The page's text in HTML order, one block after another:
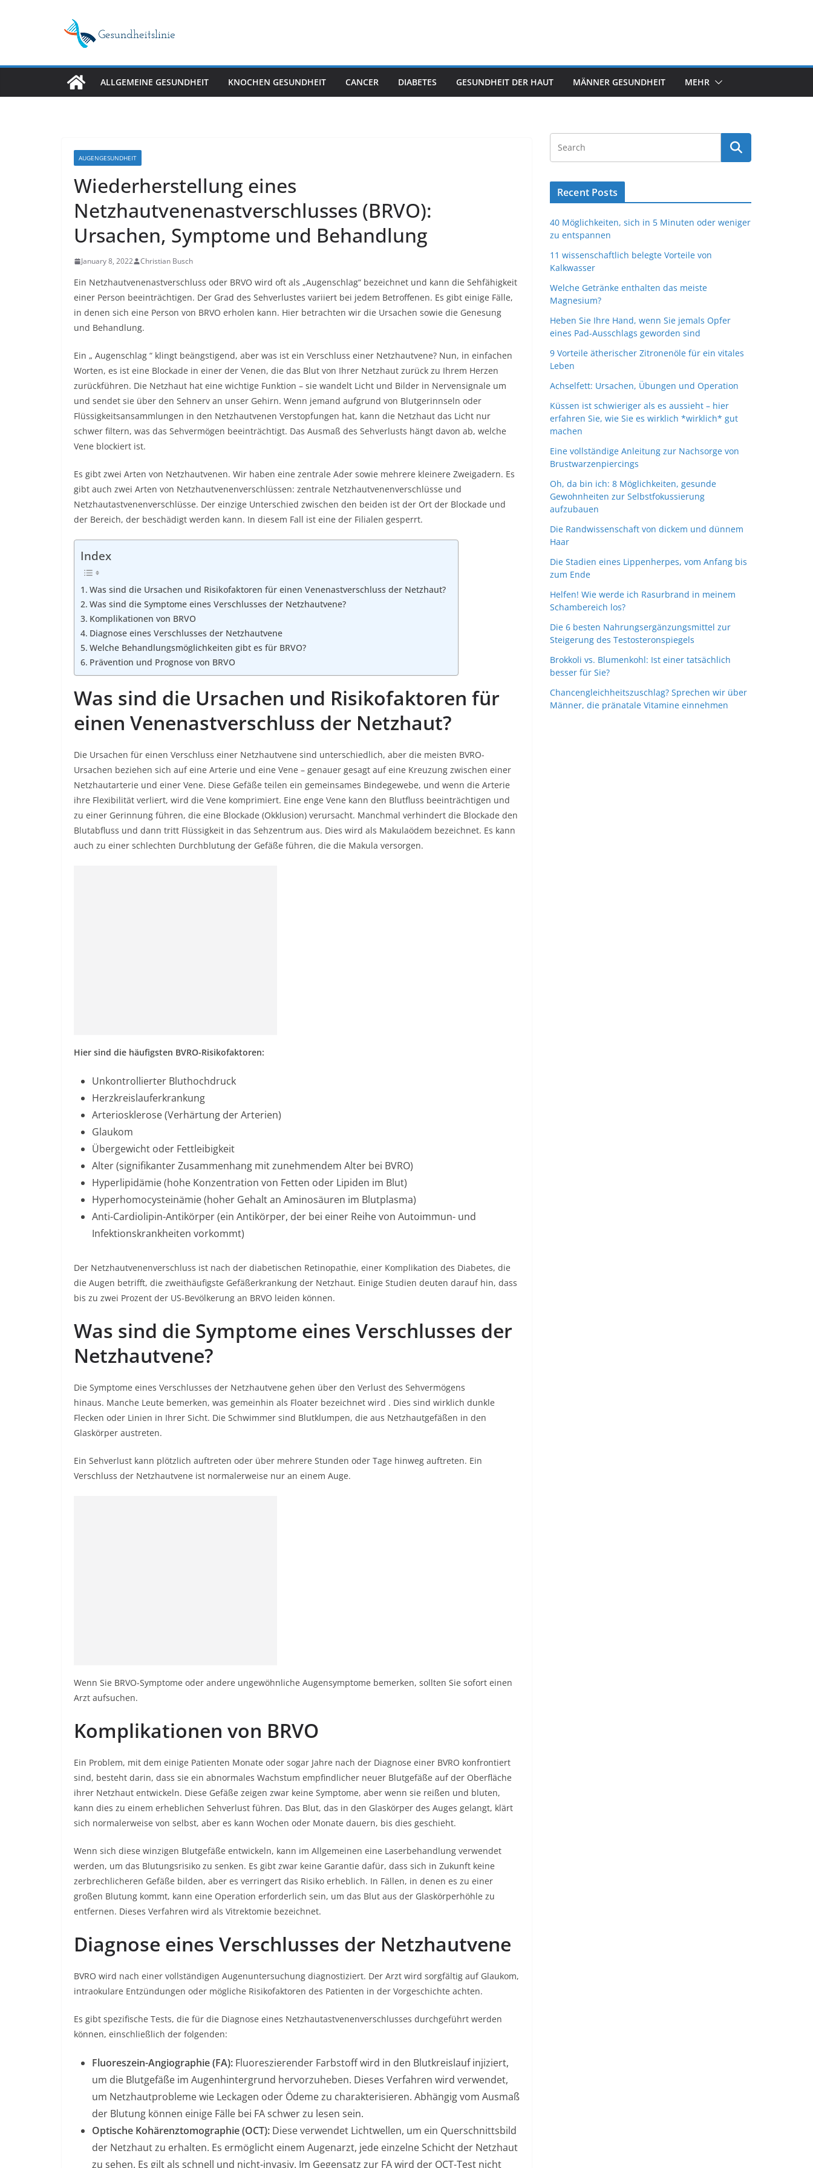
ALLGEMEINE GESUNDHEIT KNOCHEN GESUNDHEIT CANCER DIABETES GESUNDHEIT DER HAUT MÄNNER GESUNDHEIT MEHR
AUGENGESUNDHEIT
Wiederherstellung eines
Netzhautvenenastverschlusses (BRVO):
Ursachen, Symptome und Behandlung
January 8, 2022 Christian Busch
Ein Netzhautvenenastverschluss oder BRVO wird oft als „Augenschlag“ bezeichnet und kann die Sehfähigkeit
einer Person beeinträchtigen. Der Grad des Sehverlustes variiert bei jedem Betroffenen. Es gibt einige Fälle,
in denen sich eine Person von BRVO erholen kann. Hier betrachten wir die Ursachen sowie die Genesung
und Behandlung.
Ein „ Augenschlag “ klingt beängstigend, aber was ist ein Verschluss einer Netzhautvene? Nun, in einfachen
Worten, es ist eine Blockade in einer der Venen, die das Blut von Ihrer Netzhaut zurück zu Ihrem Herzen
zurückführen. Die Netzhaut hat eine wichtige Funktion – sie wandelt Licht und Bilder in Nervensignale um
und sendet sie über den Sehnerv an unser Gehirn. Wenn jemand aufgrund von Blutgerinnseln oder
Flüssigkeitsansammlungen in den Netzhautvenen Verstopfungen hat, kann die Netzhaut das Licht nur
schwer filtern, was das Sehvermögen beeinträchtigt. Das Ausmaß des Sehverlusts hängt davon ab, welche
Vene blockiert ist.
Es gibt zwei Arten von Netzhautvenen. Wir haben eine zentrale Ader sowie mehrere kleinere Zweigadern. Es
gibt auch zwei Arten von Netzhautvenenverschlüssen: zentrale Netzhautvenenverschlüsse und
Netzhautastvenenverschlüsse. Der einzige Unterschied zwischen den beiden ist der Ort der Blockade und
der Bereich, der beschädigt werden kann. In diesem Fall ist eine der Filialen gesperrt.
Index
Was sind die Ursachen und Risikofaktoren für einen Venenastverschluss der Netzhaut?
Was sind die Symptome eines Verschlusses der Netzhautvene?
Komplikationen von BRVO
Diagnose eines Verschlusses der Netzhautvene
Welche Behandlungsmöglichkeiten gibt es für BRVO?
Prävention und Prognose von BRVO
Was sind die Ursachen und Risikofaktoren für
einen Venenastverschluss der Netzhaut?
Die Ursachen für einen Verschluss einer Netzhautvene sind unterschiedlich, aber die meisten BVRO-
Ursachen beziehen sich auf eine Arterie und eine Vene – genauer gesagt auf eine Kreuzung zwischen einer
Netzhautarterie und einer Vene. Diese Gefäße teilen ein gemeinsames Bindegewebe, und wenn die Arterie
ihre Flexibilität verliert, wird die Vene komprimiert. Eine enge Vene kann den Blutfluss beeinträchtigen und
zu einer Gerinnung führen, die eine Blockade (Okklusion) verursacht. Manchmal verhindert die Blockade den
Blutabfluss und dann tritt Flüssigkeit in das Sehzentrum aus. Dies wird als Makulaödem bezeichnet. Es kann
auch zu einer schlechten Durchblutung der Gefäße führen, die die Makula versorgen.
Hier sind die häufigsten BVRO-Risikofaktoren:
Unkontrollierter Bluthochdruck
Herzkreislauferkrankung
Arteriosklerose (Verhärtung der Arterien)
Glaukom
Übergewicht oder Fettleibigkeit
Alter (signifikanter Zusammenhang mit zunehmendem Alter bei BVRO)
Hyperlipidämie (hohe Konzentration von Fetten oder Lipiden im Blut)
Hyperhomocysteinämie (hoher Gehalt an Aminosäuren im Blutplasma)
Anti-Cardiolipin-Antikörper (ein Antikörper, der bei einer Reihe von Autoimmun- und
Infektionskrankheiten vorkommt)
Der Netzhautvenenverschluss ist nach der diabetischen Retinopathie, einer Komplikation des Diabetes, die
die Augen betrifft, die zweithäufigste Gefäßerkrankung der Netzhaut. Einige Studien deuten darauf hin, dass
bis zu zwei Prozent der US-Bevölkerung an BRVO leiden können.
Was sind die Symptome eines Verschlusses der
Netzhautvene?
Die Symptome eines Verschlusses der Netzhautvene gehen über den Verlust des Sehvermögens
hinaus. Manche Leute bemerken, was gemeinhin als Floater bezeichnet wird . Dies sind wirklich dunkle
Flecken oder Linien in Ihrer Sicht. Die Schwimmer sind Blutklumpen, die aus Netzhautgefäßen in den
Glaskörper austreten.
Ein Sehverlust kann plötzlich auftreten oder über mehrere Stunden oder Tage hinweg auftreten. Ein
Verschluss der Netzhautvene ist normalerweise nur an einem Auge.
Wenn Sie BRVO-Symptome oder andere ungewöhnliche Augensymptome bemerken, sollten Sie sofort einen
Arzt aufsuchen.
Komplikationen von BRVO
Ein Problem, mit dem einige Patienten Monate oder sogar Jahre nach der Diagnose einer BVRO konfrontiert
sind, besteht darin, dass sie ein abnormales Wachstum empfindlicher neuer Blutgefäße auf der Oberfläche
ihrer Netzhaut entwickeln. Diese Gefäße zeigen zwar keine Symptome, aber wenn sie reißen und bluten,
kann dies zu einem erheblichen Sehverlust führen. Das Blut, das in den Glaskörper des Auges gelangt, klärt
sich normalerweise von selbst, aber es kann Wochen oder Monate dauern, bis dies geschieht.
Wenn sich diese winzigen Blutgefäße entwickeln, kann im Allgemeinen eine Laserbehandlung verwendet
werden, um das Blutungsrisiko zu senken. Es gibt zwar keine Garantie dafür, dass sich in Zukunft keine
zerbrechlicheren Gefäße bilden, aber es verringert das Risiko erheblich. In Fällen, in denen es zu einer
großen Blutung kommt, kann eine Operation erforderlich sein, um das Blut aus der Glaskörperhöhle zu
entfernen. Dieses Verfahren wird als Vitrektomie bezeichnet.
Diagnose eines Verschlusses der Netzhautvene
BVRO wird nach einer vollständigen Augenuntersuchung diagnostiziert. Der Arzt wird sorgfältig auf Glaukom,
intraokulare Entzündungen oder mögliche Risikofaktoren des Patienten in der Vorgeschichte achten.
Es gibt spezifische Tests, die für die Diagnose eines Netzhautastvenenverschlusses durchgeführt werden
können, einschließlich der folgenden:
Fluoreszein-Angiographie (FA): Fluoreszierender Farbstoff wird in den Blutkreislauf injiziert,
um die Blutgefäße im Augenhintergrund hervorzuheben. Dieses Verfahren wird verwendet,
um Netzhautprobleme wie Leckagen oder Ödeme zu charakterisieren. Abhängig vom Ausmaß
der Blutung können einige Fälle bei FA schwer zu lesen sein.
Optische Kohärenztomographie (OCT): Diese verwendet Lichtwellen, um ein Querschnittsbild
der Netzhaut zu erhalten. Es ermöglicht einem Augenarzt, jede einzelne Schicht der Netzhaut
zu sehen. Es gilt als schnell und nicht-invasiv. Im Gegensatz zur FA wird der OCT-Test nicht
Recent Posts
40 Möglichkeiten, sich in 5 Minuten oder weniger
zu entspannen
11 wissenschaftlich belegte Vorteile von
Kalkwasser
Welche Getränke enthalten das meiste
Magnesium?
Heben Sie Ihre Hand, wenn Sie jemals Opfer
eines Pad-Ausschlags geworden sind
9 Vorteile ätherischer Zitronenöle für ein vitales
Leben
Achselfett: Ursachen, Übungen und Operation
Küssen ist schwieriger als es aussieht – hier
erfahren Sie, wie Sie es wirklich *wirklich* gut
machen
Eine vollständige Anleitung zur Nachsorge von
Brustwarzenpiercings
Oh, da bin ich: 8 Möglichkeiten, gesunde
Gewohnheiten zur Selbstfokussierung
aufzubauen
Die Randwissenschaft von dickem und dünnem
Haar
Die Stadien eines Lippenherpes, vom Anfang bis
zum Ende
Helfen! Wie werde ich Rasurbrand in meinem
Schambereich los?
Die 6 besten Nahrungsergänzungsmittel zur
Steigerung des Testosteronspiegels
Brokkoli vs. Blumenkohl: Ist einer tatsächlich
besser für Sie?
Chancengleichheitszuschlag? Sprechen wir über
Männer, die pränatale Vitamine einnehmen